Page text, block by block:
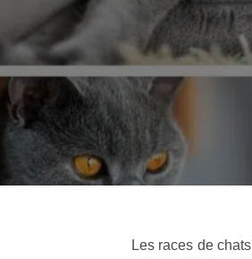
Les races de